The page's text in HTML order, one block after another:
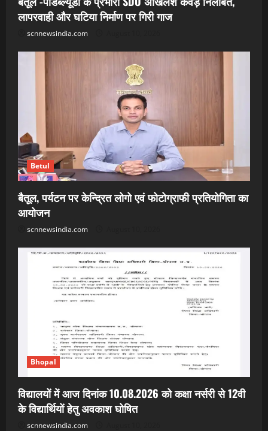
लापरवाही और घटिया निर्माण पर गिरी गाज
scnnewsindia.com
Betul
बैतूल, पर्यटन पर केन्द्रित लोगो एवं फोटोग्राफी प्रतियोगिता का
आयोजन
scnnewsindia.com
Bhopal
विद्यालयों में आज दिनांक 10.08.2026 को कक्षा नर्सरी से 12वी
के विद्यार्थियों हेतु अवकाश घोषित
scnnewsindia.com